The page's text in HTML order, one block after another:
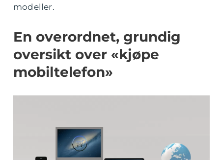
modeller.
En overordnet, grundig
oversikt over «kjøpe
mobiltelefon»